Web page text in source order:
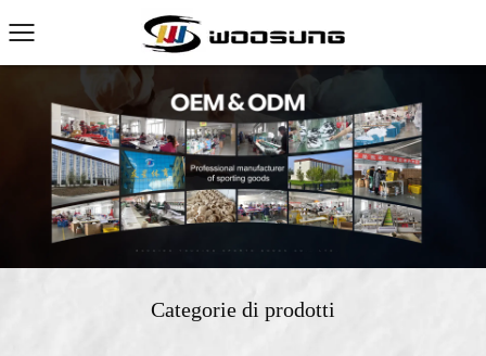
Categorie di prodotti